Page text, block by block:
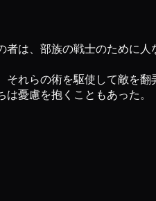
は、部族の戦士のために
れらの術を駆使して敵を
憂慮を抱くこともあった。